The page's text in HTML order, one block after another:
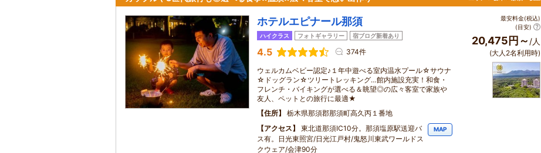
ホテルエピナール那須
ハイクラス フォトギャラリー 宿ブログ新着あり
4.5 374件
ウェルカムベビー認定♪１年中遊べる室内温水プール☆サウナ
☆ドッグラン☆ツリートレッキング…館内施設充実！和食・
フレンチ・バイキングが選べる＆眺望◎の広々客室で家族や
友人、ペットとの旅行に最適★
住所
栃木県那須郡那須町高久丙１番地
アクセス
東北道那須IC10分。那須塩原駅送迎バ
ス有。日光東照宮/日光江戸村/鬼怒川東武ワールドス
クウェア/会津90分
MAP
最安料金(税込)
(目安)
20,475円～/人
(大人2名利用時)